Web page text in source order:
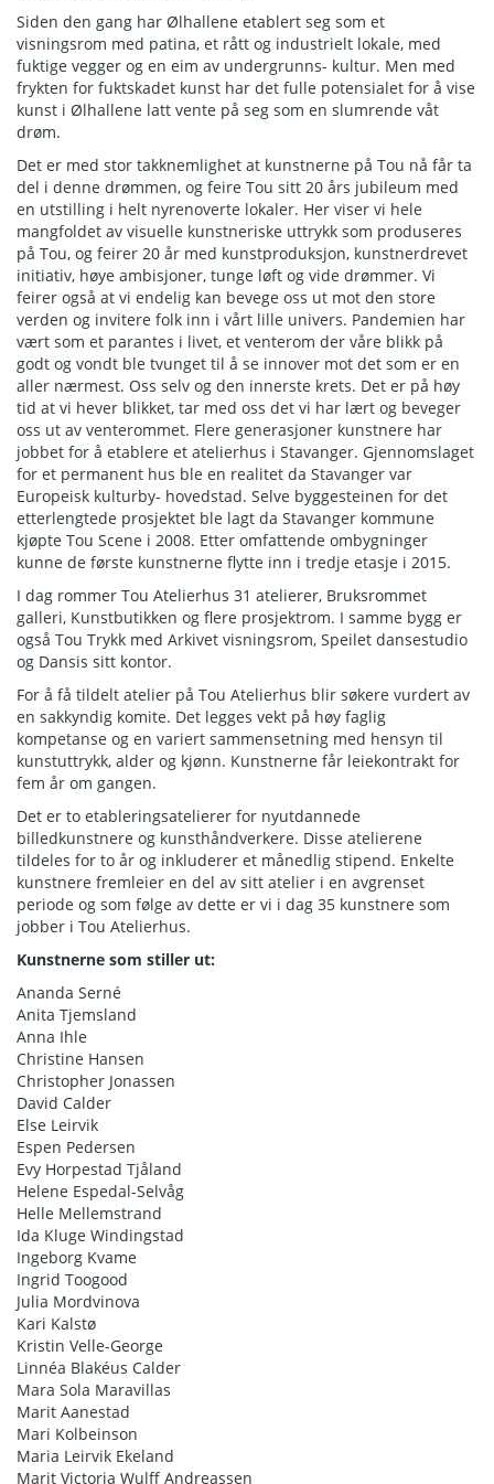
Siden den gang har Ølhallene etablert seg som et
visningsrom med patina, et rått og industrielt lokale, med
fuktige vegger og en eim av undergrunns- kultur. Men med
frykten for fuktskadet kunst har det fulle potensialet for å vise
kunst i Ølhallene latt vente på seg som en slumrende våt
drøm.
Det er med stor takknemlighet at kunstnerne på Tou nå får ta
del i denne drømmen, og feire Tou sitt 20 års jubileum med
en utstilling i helt nyrenoverte lokaler. Her viser vi hele
mangfoldet av visuelle kunstneriske uttrykk som produseres
på Tou, og feirer 20 år med kunstproduksjon, kunstnerdrevet
initiativ, høye ambisjoner, tunge løft og vide drømmer. Vi
feirer også at vi endelig kan bevege oss ut mot den store
verden og invitere folk inn i vårt lille univers. Pandemien har
vært som et parantes i livet, et venterom der våre blikk på
godt og vondt ble tvunget til å se innover mot det som er en
aller nærmest. Oss selv og den innerste krets. Det er på høy
tid at vi hever blikket, tar med oss det vi har lært og beveger
oss ut av venterommet. Flere generasjoner kunstnere har
jobbet for å etablere et atelierhus i Stavanger. Gjennomslaget
for et permanent hus ble en realitet da Stavanger var
Europeisk kulturby- hovedstad. Selve byggesteinen for det
etterlengtede prosjektet ble lagt da Stavanger kommune
kjøpte Tou Scene i 2008. Etter omfattende ombygninger
kunne de første kunstnerne flytte inn i tredje etasje i 2015.
I dag rommer Tou Atelierhus 31 atelierer, Bruksrommet
galleri, Kunstbutikken og flere prosjektrom. I samme bygg er
også Tou Trykk med Arkivet visningsrom, Speilet dansestudio
og Dansis sitt kontor.
For å få tildelt atelier på Tou Atelierhus blir søkere vurdert av
en sakkyndig komite. Det legges vekt på høy faglig
kompetanse og en variert sammensetning med hensyn til
kunstuttrykk, alder og kjønn. Kunstnerne får leiekontrakt for
fem år om gangen.
Det er to etableringsatelierer for nyutdannede
billedkunstnere og kunsthåndverkere. Disse atelierene
tildeles for to år og inkluderer et månedlig stipend. Enkelte
kunstnere fremleier en del av sitt atelier i en avgrenset
periode og som følge av dette er vi i dag 35 kunstnere som
jobber i Tou Atelierhus.
Kunstnerne som stiller ut:
Ananda Serné
Anita Tjemsland
Anna Ihle
Christine Hansen
Christopher Jonassen
David Calder
Else Leirvik
Espen Pedersen
Evy Horpestad Tjåland
Helene Espedal-Selvåg
Helle Mellemstrand
Ida Kluge Windingstad
Ingeborg Kvame
Ingrid Toogood
Julia Mordvinova
Kari Kalstø
Kristin Velle-George
Linnéa Blakéus Calder
Mara Sola Maravillas
Marit Aanestad
Mari Kolbeinson
Maria Leirvik Ekeland
Marit Victoria Wulff Andreassen